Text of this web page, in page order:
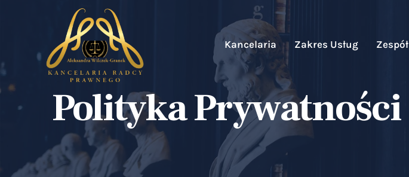
Kancelaria Zakres Usług Zespół
Polityka Prywatności